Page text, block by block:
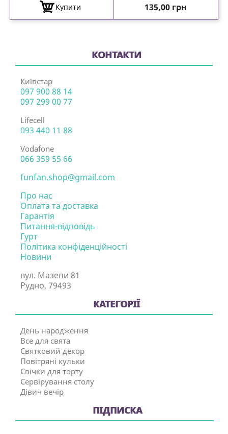
Купити Ціна
135,00 грн
КОНТАКТИ
Київстар
097 900 88 14
097 299 00 77
Lifecell
093 440 11 88
Vodafone
066 359 55 66
funfan.shop@gmail.com
Про нас
Оплата та доставка
Гарантія
Питання-відповідь
Гурт
Політика конфіденційності
Новини
вул. Мазепи 81
Рудно, 79493
КАТЕГОРІЇ
День народження
Все для свята
Святковий декор
Повітряні кульки
Свічки для торту
Сервірування столу
Дівич вечір
ПІДПИСКА